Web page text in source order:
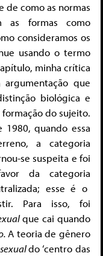
de como as normas
as formas como
consideramos os
usando o termo
minha crítica
que
biológica e
do sujeito.
quando essa
a categoria
se suspeita e foi
da categoria
esse é o
Para isso, foi
que cai quando
A teoria de gênero
do ‘centro das